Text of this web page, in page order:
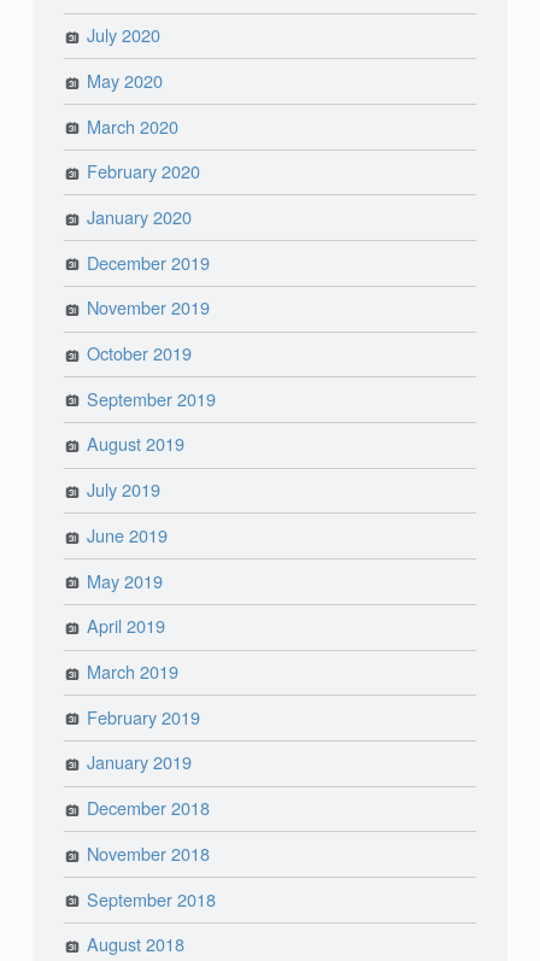
July 2020
May 2020
March 2020
February 2020
January 2020
December 2019
November 2019
October 2019
September 2019
August 2019
July 2019
June 2019
May 2019
April 2019
March 2019
February 2019
January 2019
December 2018
November 2018
September 2018
August 2018